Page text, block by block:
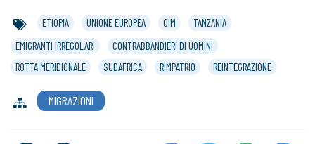
ETIOPIA UNIONE EUROPEA OIM
TANZANIA
EMIGRANTI IRREGOLARI
CONTRABBANDIERI DI UOMINI
ROTTA MERIDIONALE
SUDAFRICA RIMPATRIO REINTEGRAZIONE
MIGRAZIONI